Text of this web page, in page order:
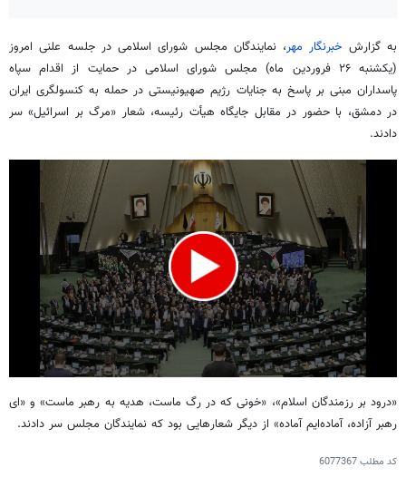
به گزارش خبرنگار مهر، نمایندگان مجلس شورای اسلامی در جلسه علنی امروز
(یکشنبه ۲۶ فروردین ماه) مجلس شورای اسلامی در حمایت از اقدام سپاه
پاسداران مبنی بر پاسخ به جنایات رژیم صهیونیستی در حمله به کنسولگری ایران
در دمشق، با حضور در مقابل جایگاه هیأت رئیسه، شعار «مرگ بر اسرائیل» سر
دادند.
0
seconds
of
19
«درود بر رزمندگان اسلام»، «خونی که در رگ ماست، هدیه به رهبر ماست» و «ای
رهبر آزاده، آماده‌ایم آماده» از دیگر شعارهایی بود که نمایندگان مجلس سر دادند.
کد مطلب6077367